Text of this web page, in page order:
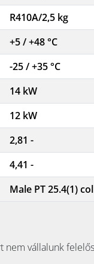
R410A/2,5 kg
+5 / +48 °C
-25 / +35 °C
14 kW
12 kW
2,81 -
4,41 -
Male PT 25.4(1)
nem vállalunk